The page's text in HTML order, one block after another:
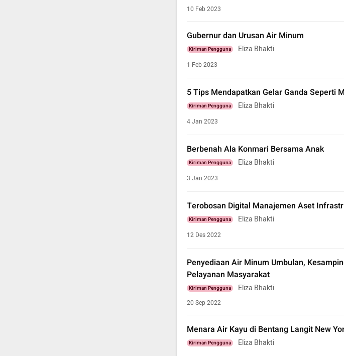
10 Feb 2023
Gubernur dan Urusan Air Minum
Kiriman Pengguna Eliza Bhakti
1 Feb 2023
5 Tips Mendapatkan Gelar Ganda Seperti
Kiriman Pengguna Eliza Bhakti
4 Jan 2023
Berbenah Ala Konmari Bersama Anak
Kiriman Pengguna Eliza Bhakti
3 Jan 2023
Terobosan Digital Manajemen Aset
Kiriman Pengguna Eliza Bhakti
12 Des 2022
Penyediaan Air Minum Umbulan,
Pelayanan Masyarakat
Kiriman Pengguna Eliza Bhakti
20 Sep 2022
Menara Air Kayu di Bentang Langit New
Kiriman Pengguna Eliza Bhakti